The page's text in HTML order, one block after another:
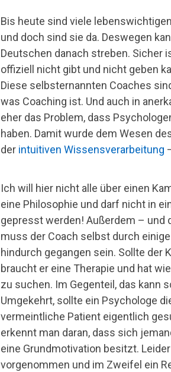
Bis heute sind viele
und doch sind sie da. Deswegen
Deutschen danach streben. Sicher
offiziell nicht gibt und nicht geben
Diese selbsternannten Coaches
was Coaching ist. Und auch in
eher das Problem, dass
haben. Damit wurde dem Wesen
der intuitiven Wissensverarbeitung
Ich will hier nicht alle über einen
eine Philosophie und darf nicht in
gepresst werden! Außerdem – und
muss der Coach selbst durch
hindurch gegangen sein. Sollte der
braucht er eine Therapie und hat
zu suchen. Im Gegenteil, das kann
Umgekehrt, sollte ein Psychologe
vermeintliche Patient eigentlich
erkennt man daran, dass sich
eine Grundmotivation besitzt.
vorgenommen und im Zweifel ein